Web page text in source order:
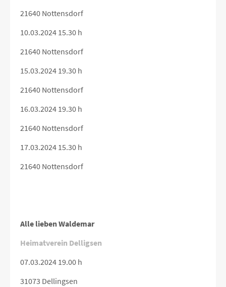
21640 Nottensdorf
10.03.2024 15.30 h
21640 Nottensdorf
15.03.2024 19.30 h
21640 Nottensdorf
16.03.2024 19.30 h
21640 Nottensdorf
17.03.2024 15.30 h
21640 Nottensdorf
Alle lieben Waldemar
Heimatverein Delligsen
07.03.2024 19.00 h
31073 Dellingsen